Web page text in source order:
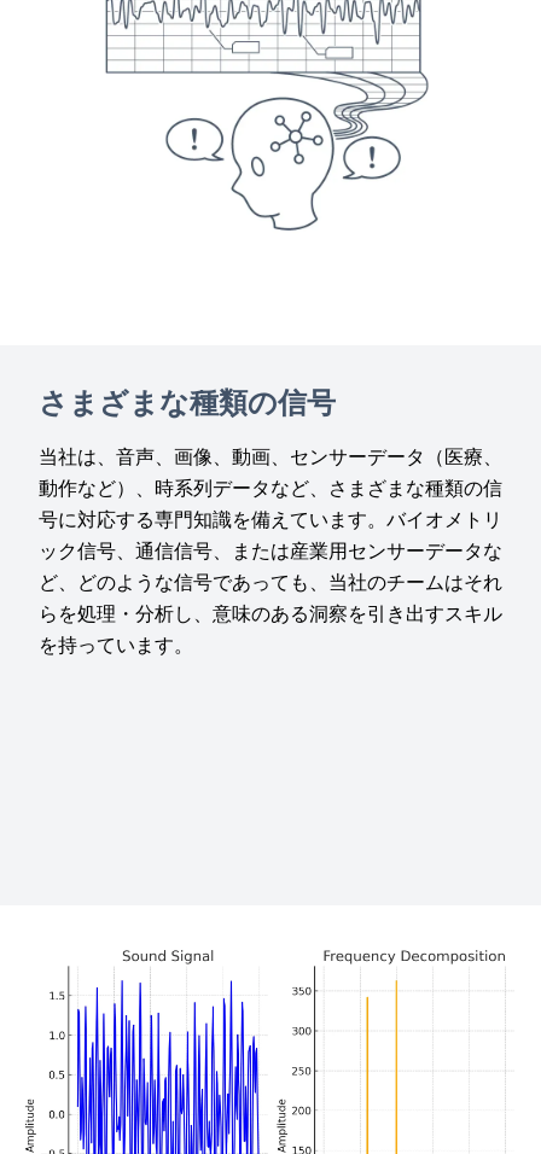
さまざまな種類の信号
当社は、音声、画像、動画、センサーデータ（医療、
動作など）、時系列データなど、さまざまな種類の信
号に対応する専門知識を備えています。バイオメトリ
ック信号、通信信号、または産業用センサーデータな
ど、どのような信号であっても、当社のチームはそれ
らを処理・分析し、意味のある洞察を引き出すスキル
を持っています。